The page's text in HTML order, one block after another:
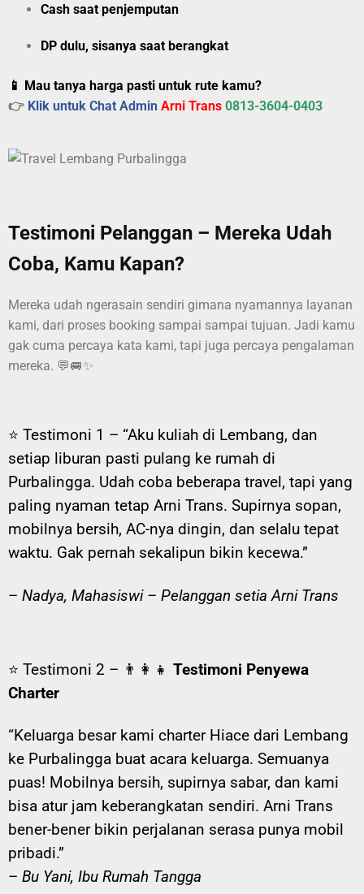
Cash saat penjemputan
DP dulu, sisanya saat berangkat
📱 Mau tanya harga pasti untuk rute kamu?
👉 Klik untuk Chat Admin Arni Trans 0813-3604-0403
Testimoni Pelanggan – Mereka Udah
Coba, Kamu Kapan?
Mereka udah ngerasain sendiri gimana nyamannya layanan
kami, dari proses booking sampai sampai tujuan. Jadi kamu
gak cuma percaya kata kami, tapi juga percaya pengalaman
mereka. 💬🚐✨
⭐ Testimoni 1 – “Aku kuliah di Lembang, dan
setiap liburan pasti pulang ke rumah di
Purbalingga. Udah coba beberapa travel, tapi yang
paling nyaman tetap Arni Trans. Supirnya sopan,
mobilnya bersih, AC-nya dingin, dan selalu tepat
waktu. Gak pernah sekalipun bikin kecewa.”
– Nadya, Mahasiswi – Pelanggan setia Arni Trans
⭐ Testimoni 2 – 👨‍👩‍👧 Testimoni Penyewa
Charter
“Keluarga besar kami charter Hiace dari Lembang
ke Purbalingga buat acara keluarga. Semuanya
puas! Mobilnya bersih, supirnya sabar, dan kami
bisa atur jam keberangkatan sendiri. Arni Trans
bener-bener bikin perjalanan serasa punya mobil
pribadi.”
– Bu Yani, Ibu Rumah Tangga